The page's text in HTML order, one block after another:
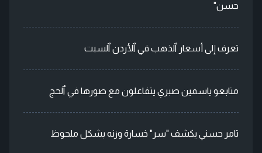
حسن"
تعرف إلى أسعار ٱلذهب في ٱلأردن ٱلسبت
متابعو ياسمين صبري يتفاعلون مع صورها في ٱلحج
تامر حسني يكشف "سر" خسارة وزنه بشكل ملحوظ